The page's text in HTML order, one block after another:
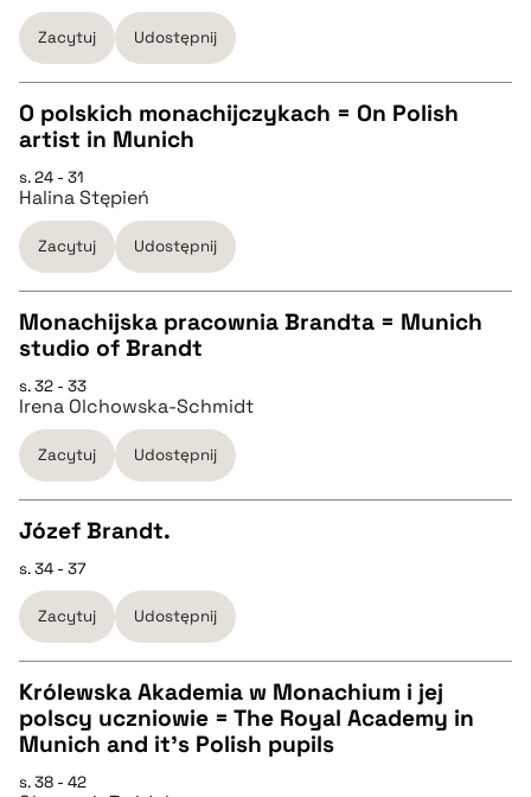
pobierz cytat
BIBTEX
pobierz cytat
Zacytuj Udostępnij
pobierz cytat
BIBTEX
O polskich monachijczykach = On Polish
artist in Munich
s. 24 - 31
Halina Stępień
Zacytuj Udostępnij
pobierz cytat
BIBTEX
pobierz cytat
Monachijska pracownia Brandta = Munich
studio of Brandt
s. 32 - 33
Irena Olchowska-Schmidt
Zacytuj Udostępnij
CZYSTY TEKST
pobierz cytat
BIBTEX
pobierz cytat
Józef Brandt.
s. 34 - 37
Zacytuj Udostępnij
CZYSTY TEKST
Królewska Akademia w Monachium i jej
polscy uczniowie = The Royal Academy in
Munich and it's Polish pupils
s. 38 - 42